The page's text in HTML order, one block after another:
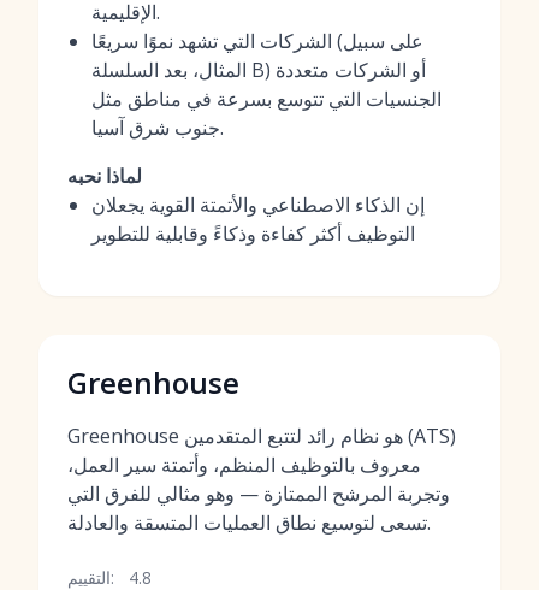
الإقليمية.
الشركات التي تشهد نموًا سريعًا (على سبيل
المثال، بعد السلسلة B) أو الشركات متعددة
الجنسيات التي تتوسع بسرعة في مناطق مثل
جنوب شرق آسيا.
لماذا نحبه
إن الذكاء الاصطناعي والأتمتة القوية يجعلان
التوظيف أكثر كفاءة وذكاءً وقابلية للتطوير
Greenhouse
Greenhouse هو نظام رائد لتتبع المتقدمين (ATS)
معروف بالتوظيف المنظم، وأتمتة سير العمل،
وتجربة المرشح الممتازة — وهو مثالي للفرق التي
تسعى لتوسيع نطاق العمليات المتسقة والعادلة.
التقييم: 4.8